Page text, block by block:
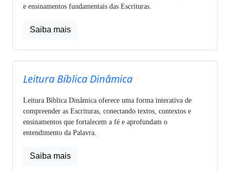
e ensinamentos fundamentais das Escrituras.
Saiba mais
Leitura Bíblica Dinâmica
Leitura Bíblica Dinâmica oferece uma forma interativa de
compreender as Escrituras, conectando textos, contextos e
ensinamentos que fortalecem a fé e aprofundam o
entendimento da Palavra.
Saiba mais